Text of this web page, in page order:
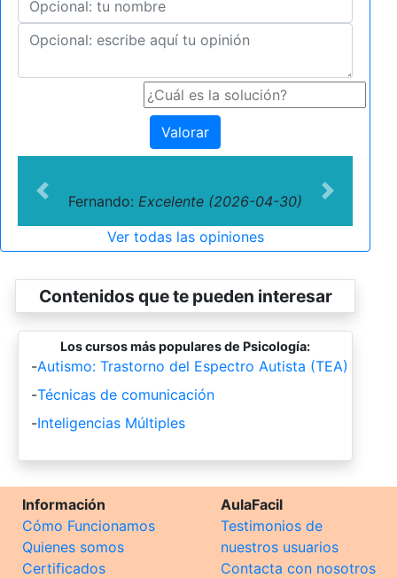
Valorar
Fernando: Excelente (2026-04-30)
Previous Next
Ver todas las opiniones
Contenidos que te pueden interesar
Los cursos más populares de Psicología:
-Autismo: Trastorno del Espectro Autista (TEA)
-Técnicas de comunicación
-Inteligencias Múltiples
Información
Cómo Funcionamos
Quienes somos
Certificados
AulaFacil
Testimonios de
nuestros usuarios
Contacta con nosotros